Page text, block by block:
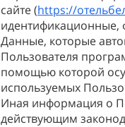
сайте (https://
идентификационные,
Данные, которые
Пользователя
помощью которой
используемых
Иная информация о
действующим